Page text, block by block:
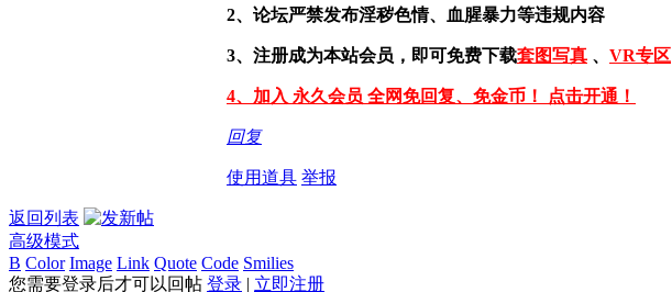
2、论坛严禁发布淫秽色情、血腥暴力等违规内容
3、注册成为本站会员，即可免费下载套图写真 、 VR专区
4、加入 永久会员 全网免回复、免金币！ 点击开通！
回复
使用道具 举报
返回列表
高级模式
B Color Image Link Quote Code Smilies
您需要登录后才可以回帖 登录 | 立即注册